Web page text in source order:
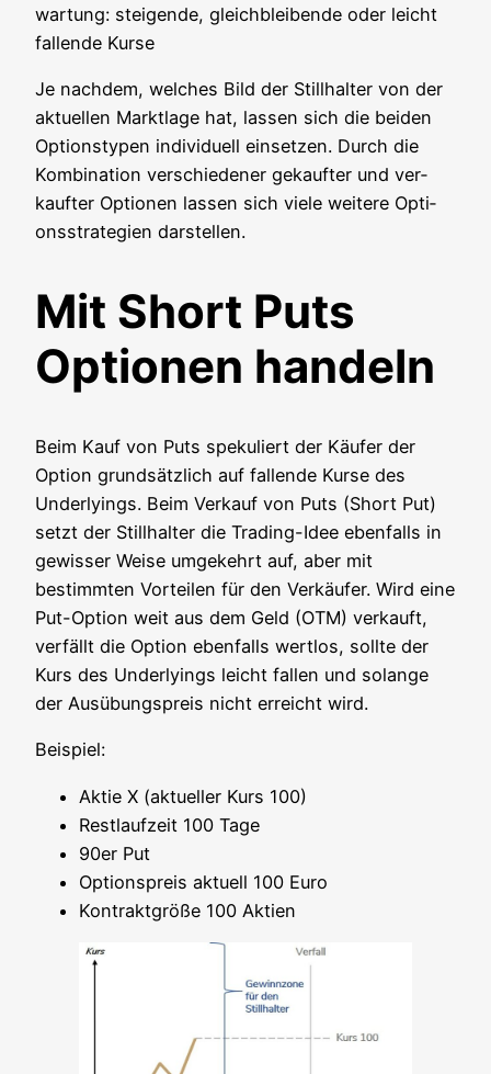
war­tung: stei­gen­de, gleich­blei­ben­de oder leicht
fal­len­de Kurse
Je nach­dem, wel­ches Bild der Still­hal­ter von der
aktu­el­len Markt­la­ge hat, las­sen sich die bei­den
Opti­ons­ty­pen indi­vi­du­ell ein­set­zen. Durch die
Kom­bi­na­ti­on ver­schie­de­ner gekauf­ter und ver­
kauf­ter Optio­nen las­sen sich vie­le wei­te­re Opti­
ons­stra­te­gien darstellen.
Mit Short Puts
Optionen handeln
Beim Kauf von Puts spe­ku­liert der Käu­fer der
Opti­on grund­sätz­lich auf fal­len­de Kur­se des
Under­lyings. Beim Ver­kauf von Puts (Short Put)
setzt der Still­hal­ter die Tra­ding-Idee eben­falls in
gewis­ser Wei­se umge­kehrt auf, aber mit
bestimm­ten Vor­tei­len für den Ver­käu­fer. Wird eine
Put-Opti­on weit aus dem Geld (OTM) ver­kauft,
ver­fällt die Opti­on eben­falls wert­los, soll­te der
Kurs des Under­lyings leicht fal­len und solan­ge
der Aus­übungs­preis nicht erreicht wird.
Bei­spiel:
Aktie X (aktu­el­ler Kurs 100)
Rest­lauf­zeit 100 Tage
90er Put
Opti­ons­preis aktu­ell 100 Euro
Kon­trakt­grö­ße 100 Aktien